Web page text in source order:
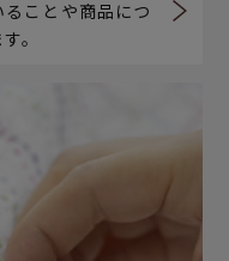
ことや商品につ
。